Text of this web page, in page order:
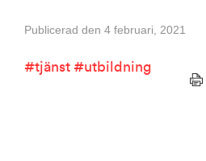
Publicerad den 4 februari, 2021
tjänst utbildning